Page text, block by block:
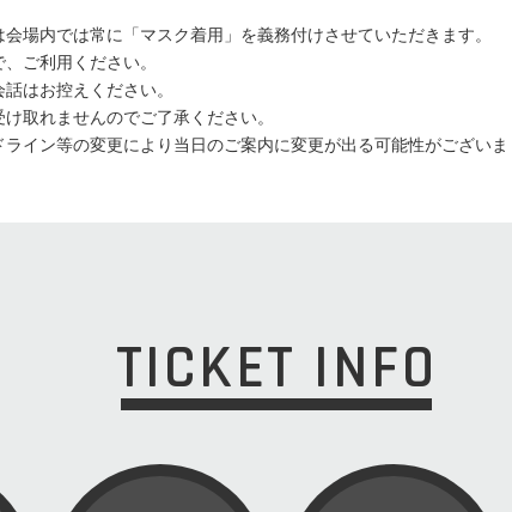
場内では常に「マスク着用」を義務付けさせていただきます。
ご利用ください。
はお控えください。
取れませんのでご了承ください。
イン等の変更により当日のご案内に変更が出る可能性がございま
TICKET INFO